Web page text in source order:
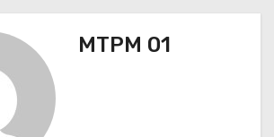
MTPM 01